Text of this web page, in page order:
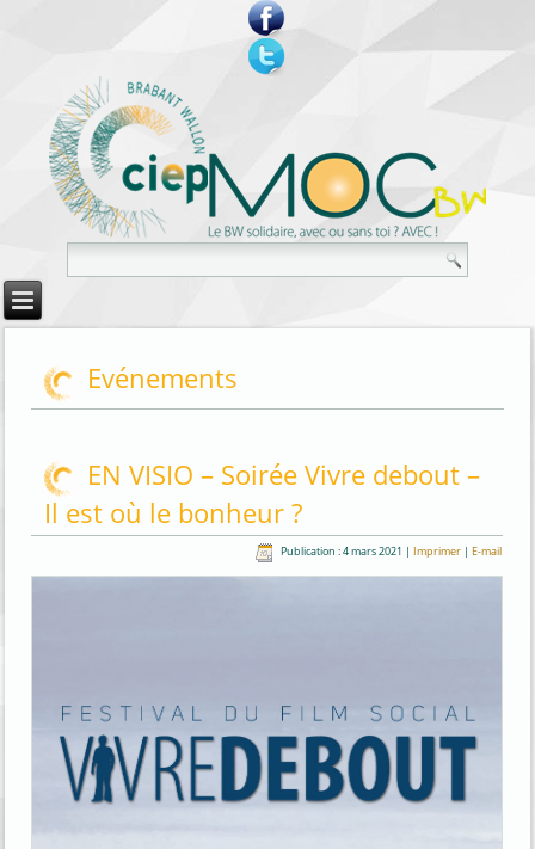
Evénements
EN VISIO – Soirée Vivre debout –
Il est où le bonheur ?
Publication : 4 mars 2021 |Imprimer |E-mail